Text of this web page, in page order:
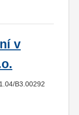
v
B3.00292